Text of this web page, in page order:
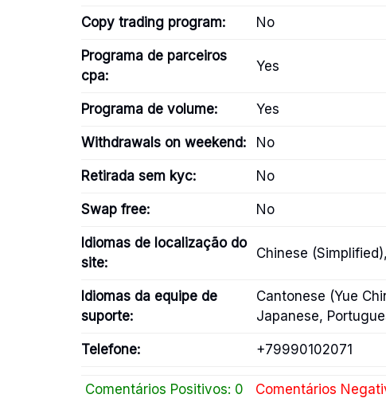
Copy trading program: No
Programa de parceiros
cpa:
Yes
Programa de volume: Yes
Withdrawals on weekend: No
Retirada sem kyc: No
Swap free: No
Idiomas de localização do
site:
Chinese
Idiomas da equipe de
suporte:
Cantonese (Yue
Japanese,
Telefone: +79990102071
Comentários Positivos: 0 Comentários